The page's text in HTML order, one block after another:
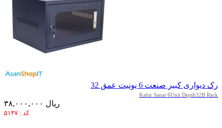
رک دیواری کبیر صنعت 6 یونیت عمق 32
Kabir Sanat 6Unit Depth32B Rack
۳۸,۰۰۰,۰۰۰ ریال
کد : ۵۱۳۷